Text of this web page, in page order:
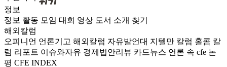
정보
정보 활동 모임 대회 영상 도서 소개 찾기
해외칼럼
오피니언 언론기고 해외칼럼 자유발언대 지텔만 칼럼 홀콤 칼
럼 리포트 이슈와자유 경제법안리뷰 카드뉴스 언론 속 cfe 논
평 CFE INDEX